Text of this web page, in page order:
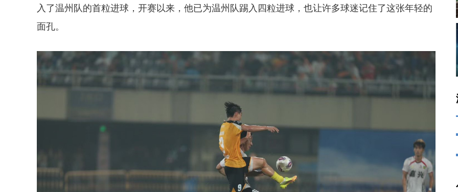
入了温州队的首粒进球， 开赛以来，他已为温州队踢入 四粒进球，也让许多球迷记住了这张年轻的
面孔。